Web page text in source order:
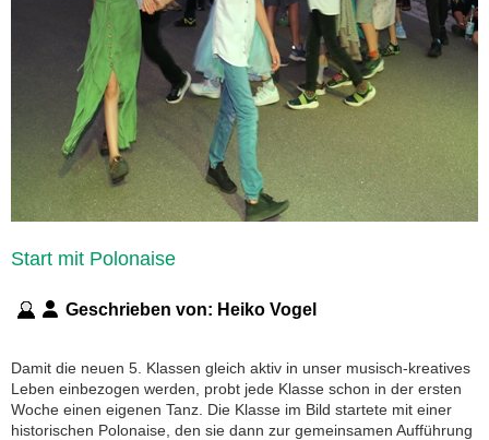
Start mit Polonaise
Geschrieben von: Heiko Vogel
Damit die neuen 5. Klassen gleich aktiv in unser musisch-kreatives
Leben einbezogen werden, probt jede Klasse schon in der ersten
Woche einen eigenen Tanz. Die Klasse im Bild startete mit einer
historischen Polonaise, den sie dann zur gemeinsamen Aufführung